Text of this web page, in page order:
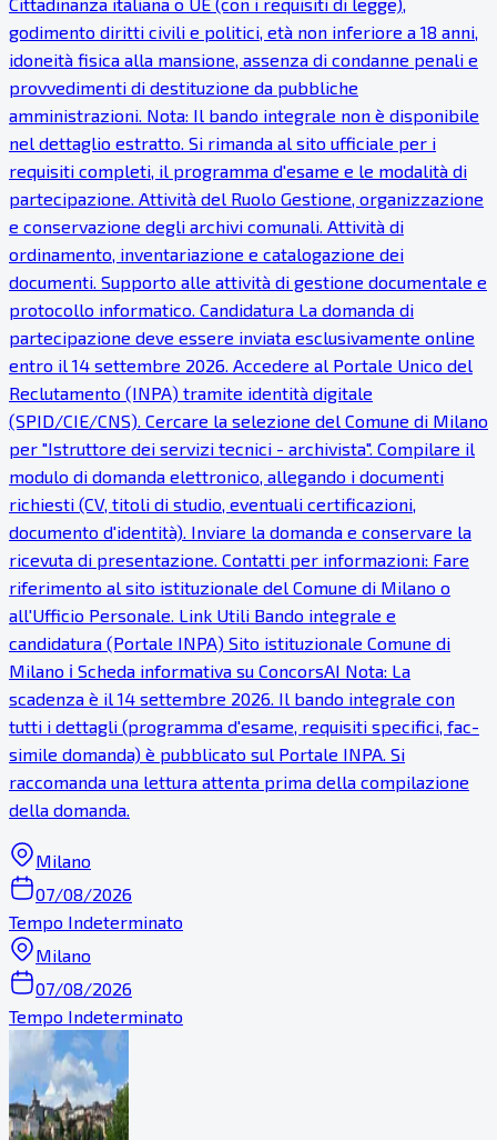
godimento diritti civili e politici, età non inferiore a 18 anni,
idoneità fisica alla mansione, assenza di condanne penali e
provvedimenti di destituzione da pubbliche
amministrazioni. Nota: Il bando integrale non è disponibile
nel dettaglio estratto. Si rimanda al sito ufficiale per i
requisiti completi, il programma d'esame e le modalità di
partecipazione. Attività del Ruolo Gestione, organizzazione
e conservazione degli archivi comunali. Attività di
ordinamento, inventariazione e catalogazione dei
documenti. Supporto alle attività di gestione documentale e
protocollo informatico. Candidatura La domanda di
partecipazione deve essere inviata esclusivamente online
entro il 14 settembre 2026. Accedere al Portale Unico del
Reclutamento (INPA) tramite identità digitale
(SPID/CIE/CNS). Cercare la selezione del Comune di Milano
per "Istruttore dei servizi tecnici - archivista". Compilare il
modulo di domanda elettronico, allegando i documenti
richiesti (CV, titoli di studio, eventuali certificazioni,
documento d'identità). Inviare la domanda e conservare la
ricevuta di presentazione. Contatti per informazioni: Fare
riferimento al sito istituzionale del Comune di Milano o
all'Ufficio Personale. Link Utili Bando integrale e
candidatura (Portale INPA) Sito istituzionale Comune di
Milano ℹ Scheda informativa su ConcorsAI Nota: La
scadenza è il 14 settembre 2026. Il bando integrale con
tutti i dettagli (programma d'esame, requisiti specifici, fac-
simile domanda) è pubblicato sul Portale INPA. Si
raccomanda una lettura attenta prima della compilazione
della domanda.
Milano
07/08/2026
Tempo Indeterminato
Milano
07/08/2026
Tempo Indeterminato